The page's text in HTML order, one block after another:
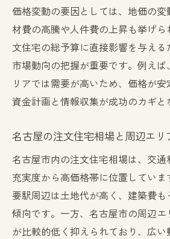
愛知県で土地あり注文住
する
無理のない予算で家づくりを
注文住宅の予算設定と愛
無理なく注文住宅を建て
術
注文住宅の価格と生活費
愛知県 注文住宅予算の立
無理のない注文住宅づく
返済計画と注文住宅のバラン
価格変動の要因としては、地価の
材費の高騰や人件費の上昇も挙げ
文住宅の総予算に直接影響を与え
市場動向の把握が重要です。例え
リアでは需要が高いため、価格が
資金計画と情報収集が成功のカギと
名古屋の注文住宅相場と周辺エリ
名古屋市内の注文住宅相場は、交
充実度から高価格帯に位置してい
要駅周辺は土地代が高く、建築費も
傾向です。一方、名古屋市の周辺
が比較的低く抑えられており、広